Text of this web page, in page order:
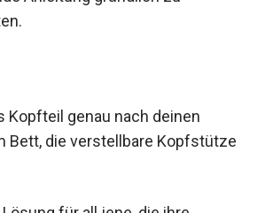
genau nach deinen
Bett, die verstellbare Kopfstütze